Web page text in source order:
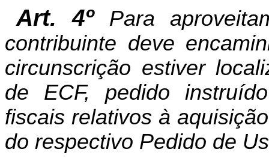
Art. 4º
Para
contribuinte deve
circunscrição estiver
de ECF, pedido
fiscais relativos à
do respectivo Pedido de